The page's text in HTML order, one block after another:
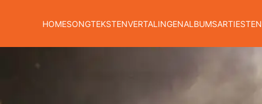
HOMESONGTEKSTENVERTALINGENALBUMSARTIESTEN